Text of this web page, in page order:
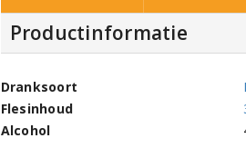
Productinformatie
Dranksoort
Flesinhoud
Alcohol